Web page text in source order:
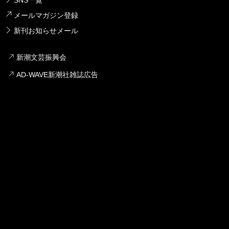
メールマガジン登録
新刊お知らせメール
新潮文芸振興会
AD-WAVE新潮社雑誌広告